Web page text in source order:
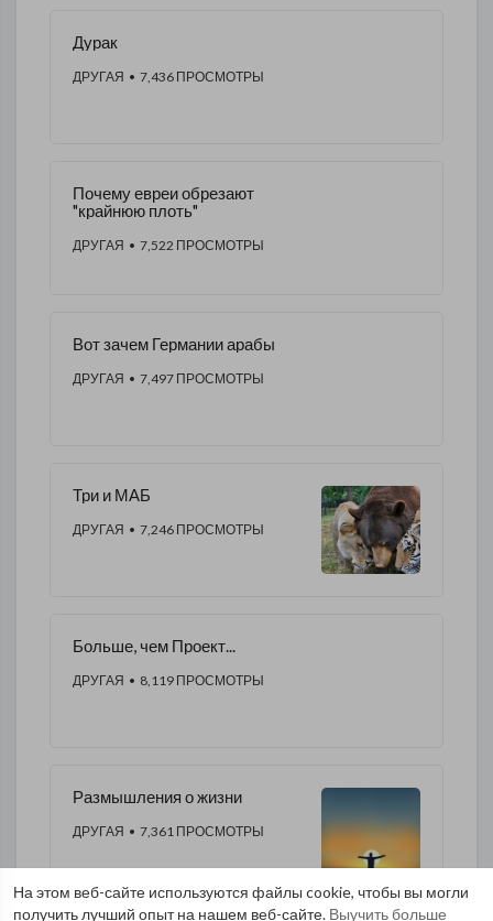
На этом веб-сайте используются файлы cookie, чтобы вы могли
получить лучший опыт на нашем веб-сайте. Выучить больше
Дурак
ДРУГАЯ • 7,436 ПРОСМОТРЫ
Почему евреи обрезают
"крайнюю плоть"
ДРУГАЯ • 7,522 ПРОСМОТРЫ
Вот зачем Германии арабы
ДРУГАЯ • 7,497 ПРОСМОТРЫ
​Три и МАБ
ДРУГАЯ • 7,246 ПРОСМОТРЫ
Больше, чем Проект...
ДРУГАЯ • 8,119 ПРОСМОТРЫ
Размышления о жизни
ДРУГАЯ • 7,361 ПРОСМОТРЫ